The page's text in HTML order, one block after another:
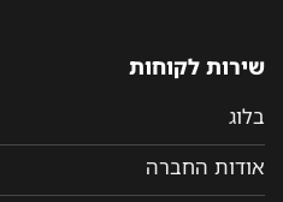
שירות לקוחות
בלוג
אודות החברה